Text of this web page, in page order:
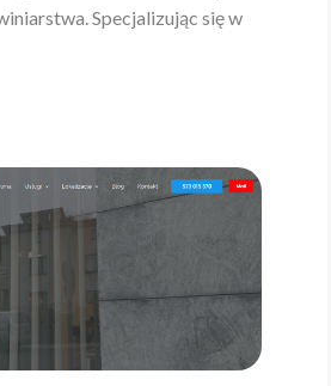
Specjalizując się w